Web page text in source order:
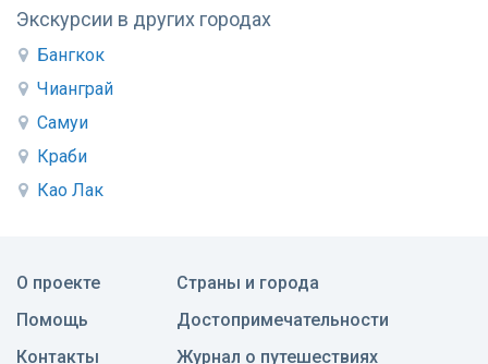
Экскурсии в других городах
Бангкок
Чианграй
Самуи
Краби
Као Лак
О проекте
Помощь
Контакты
Страны и города
Достопримечательности
Журнал о путешествиях